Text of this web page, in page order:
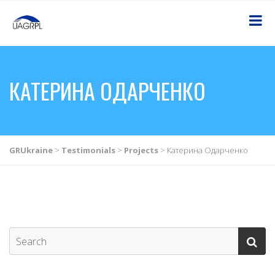
КАТЕРИНА ОДАРЧЕНКО
GRUkraine > Testimonials > Projects > Катерина Одарченко